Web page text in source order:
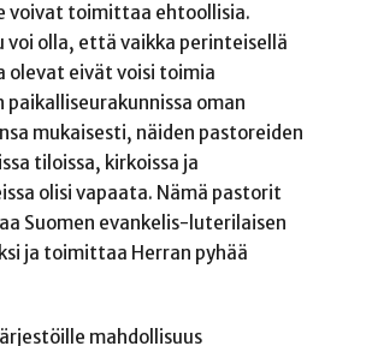
voivat toimittaa ehtoollisia.
voi olla, että vaikka perinteisellä
olevat eivät voisi toimia
paikalliseurakunnissa oman
mukaisesti, näiden pastoreiden
tiloissa, kirkoissa ja
olisi vapaata. Nämä pastorit
Suomen evankelis-luterilaisen
ja toimittaa Herran pyhää
mahdollisuus